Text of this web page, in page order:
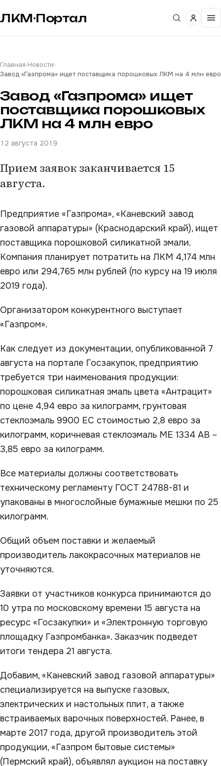
ЛКМ·Портал
Главная›Новости›
Завод «Газпрома» ищет поставщика порошковых ЛКМ на 4 млн евро
Завод «Газпрома» ищет
поставщика порошковых
ЛКМ на 4 млн евро
12 августа 2019
Прием заявок заканчивается 15
августа.
Предприятие «Газпрома», «Каневский завод
газовой аппаратуры» (Краснодарский край), ищет
поставщика порошковой силикатной эмали.
Компания планирует потратить на ЛКМ 4,174 млн
евро или 294,765 млн рублей (по курсу на 19 июля
2019 года).
Организатором конкурентного выступает
«Газпром».
Как следует из документации, опубликованной 7
августа на портале Госзакупок, предприятию
требуется три наименования продукции:
порошковая силикатная эмаль цвета «Антрацит»
по цене 4,94 евро за килограмм, грунтовая
стеклоэмаль 9900 ЕС стоимостью 2,8 евро за
килограмм, коричневая стеклоэмаль МЕ 1334 АВ –
3,85 евро за килограмм.
Все материалы должны соответствовать
техническому регламенту ГОСТ 24788-81 и
упакованы в многослойные бумажные мешки по 25
килограмм.
Общий объем поставки и желаемый
производитель лакокрасочных материалов не
уточняются.
Заявки от участников конкурса принимаются до
10 утра по московскому времени 15 августа на
ресурс «Госзакупки» и «Электронную торговую
площадку Газпромбанка». Заказчик подведет
итоги тендера 21 августа.
Добавим, «Каневский завод газовой аппаратуры»
специализируется на выпуске газовых,
электрических и настольных плит, а также
встраиваемых варочных поверхностей. Ранее, в
марте 2017 года, другой производитель этой
продукции, «Газпром бытовые системы»
(Пермский край), объявлял аукцион на поставку